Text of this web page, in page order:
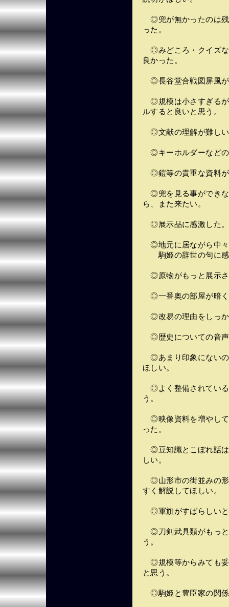
◎兜が無かったのは残
った。
◎みどころ・クイズな
良かった。
◎長谷堂合戦図屏風が
◎規模は小さすぎるが
ルすると良いと思う。
◎文献の理解が難しい
◎キーホルダーなどの
◎鎧等の貴重な資料が
◎兜を見る事ができな
ら、また来たい。
◎展示品に感激した。
◎地元に居ながら中々
駒姫の辞世の句に感
◎原物がもっと展示さ
◎一番奥の部屋が暗く
◎改易の理由をしっか
◎歴史についての音声
◎あまり印象にないの
ほしい。
◎よく整備されている
う。
◎映像資料を増やして
った。
◎豆知識とこぼれ話は
しい。
◎山形市の街並みの形
すく解説してほしい。
◎軍旗がすばらしいと
◎刀剣武具類がもっと
う。
◎規模等からみても妥
と思う。
◎駒姫と豊臣家の関係